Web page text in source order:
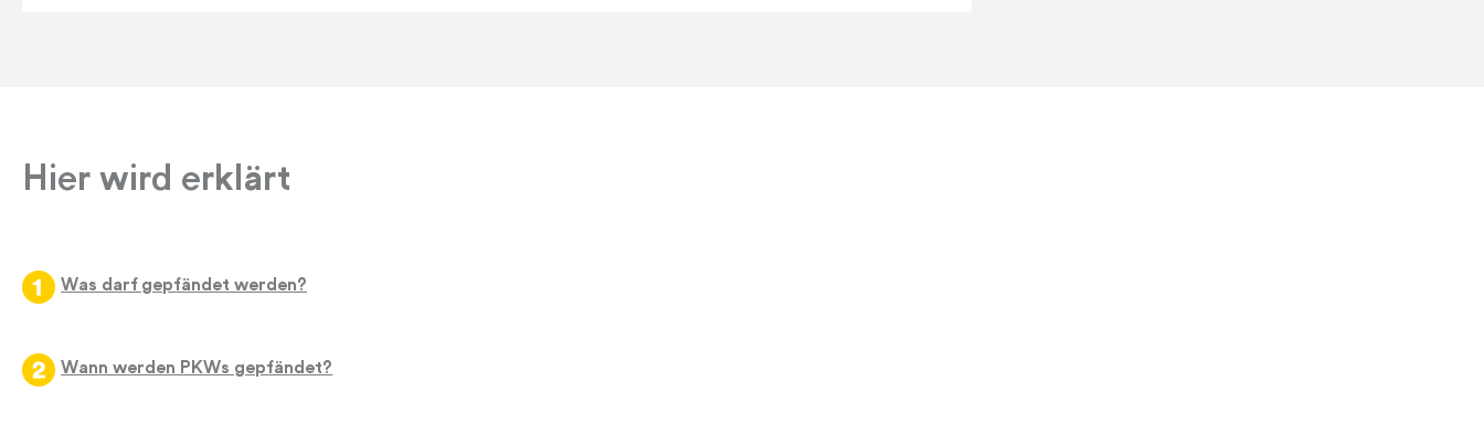
Hier wird erklärt
Was darf gepfändet werden?
Wann werden PKWs gepfändet?